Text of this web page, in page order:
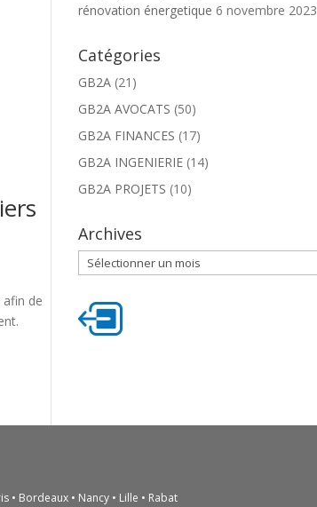
de
rénovation énergetique 6 novembre 2023
Catégories
GB2A(21)
GB2A AVOCATS (50)
GB2A FINANCES (17)
GB2A INGENIERIE(14)
GB2A PROJETS (10)
Archives
Archives
• Bordeaux • Nancy • Lille • Rabat